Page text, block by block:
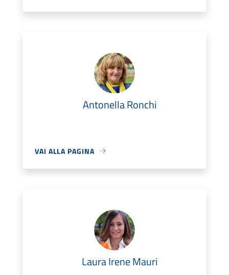
Antonella Ronchi
VAI ALLA PAGINA
Laura Irene Mauri